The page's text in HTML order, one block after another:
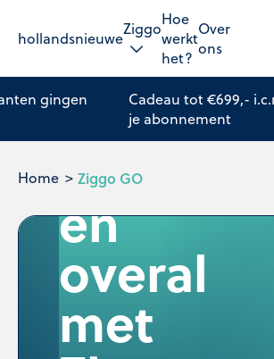
hollandsnieuweZiggoHoe
werkt
het?
Over
ons
gingen
Cadeau tot €699,-
je abonnement
Home Ziggo GO
Kijk
altijd
en
overal
met